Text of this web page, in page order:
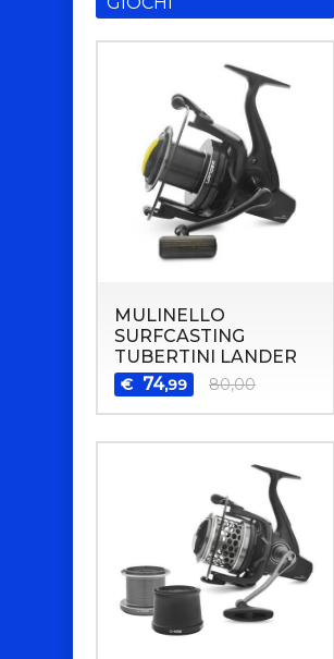
MULINELLO
SURFCASTING
TUBERTINI LANDER
€ 74,99 80,00